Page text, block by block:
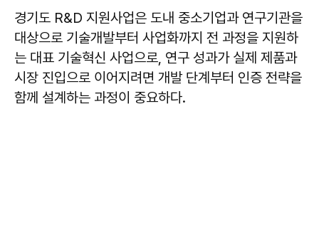
경기도 R&D 지원사업은 도내 중소기업과 연구기관을
대상으로 기술개발부터 사업화까지 전 과정을 지원하
는 대표 기술혁신 사업으로, 연구 성과가 실제 제품과
시장 진입으로 이어지려면 개발 단계부터 인증 전략을
함께 설계하는 과정이 중요하다.